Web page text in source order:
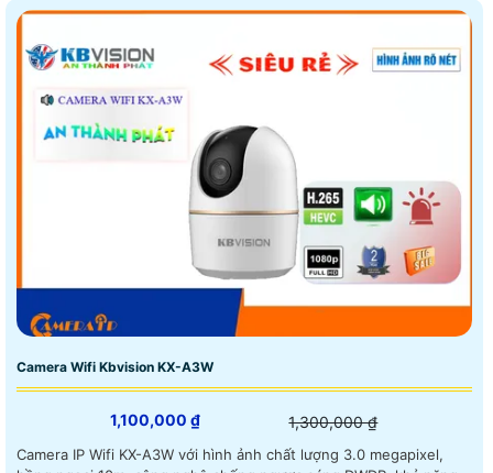
Camera Wifi Kbvision KX-A3W
1,100,000 ₫ 1,300,000 ₫
Camera IP Wifi KX-A3W với hình ảnh chất lượng 3.0 megapixel,